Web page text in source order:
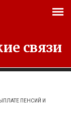
связи
ПЕНСИЙ И